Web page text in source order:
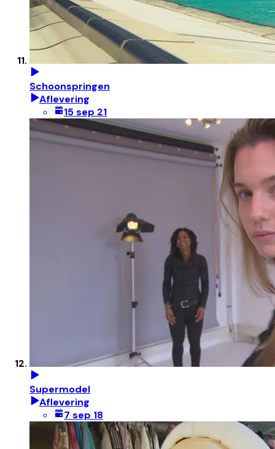
Schoonspringen
Aflevering
15 sep 21
Supermodel
Aflevering
7 sep 18